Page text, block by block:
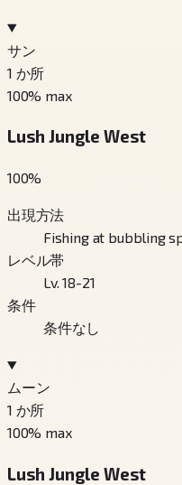
サン
1 か所
100% max
Lush Jungle West
100%
出現方法
Fishing at bubbling
レベル帯
Lv. 18-21
条件
条件なし
ムーン
1 か所
100% max
Lush Jungle West